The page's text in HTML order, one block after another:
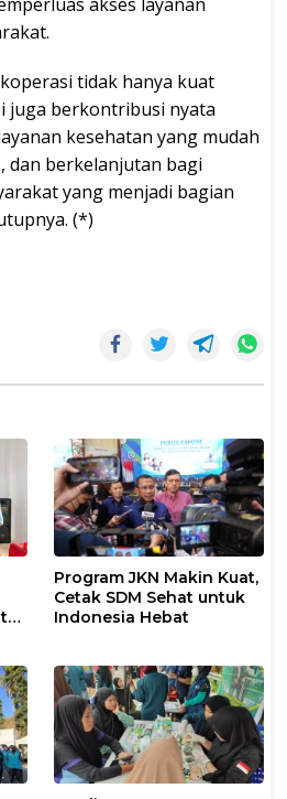
tidak hanya kuat
juga berkontribusi nyata
kesehatan yang mudah
dan berkelanjutan bagi
yang menjadi bagian
(*)
Program JKN Makin Kuat,
Cetak SDM Sehat untuk
Indonesia Hebat